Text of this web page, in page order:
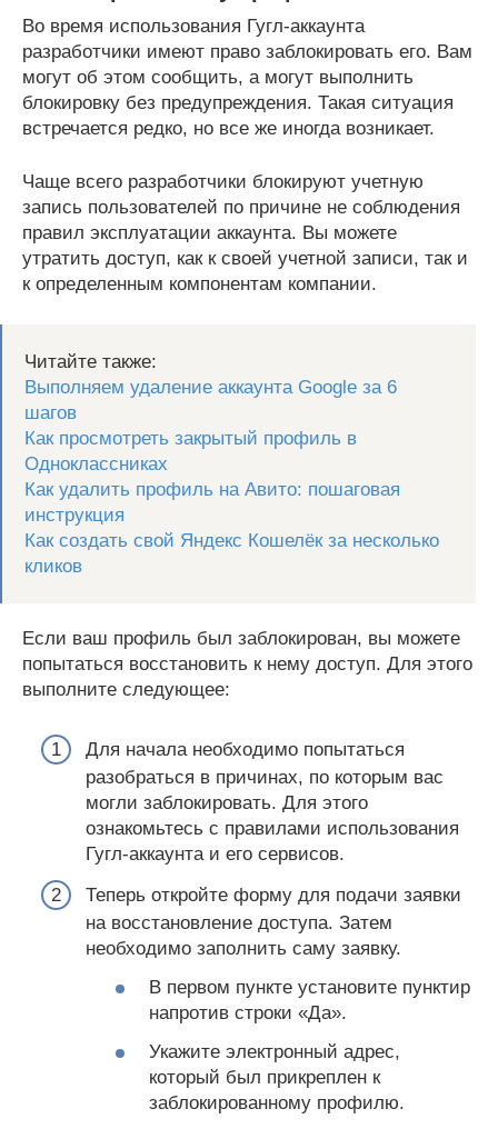
Во время использования Гугл-аккаунта
разработчики имеют право заблокировать его. Вам
могут об этом сообщить, а могут выполнить
блокировку без предупреждения. Такая ситуация
встречается редко, но все же иногда возникает.
Чаще всего разработчики блокируют учетную
запись пользователей по причине не соблюдения
правил эксплуатации аккаунта. Вы можете
утратить доступ, как к своей учетной записи, так и
к определенным компонентам компании.
Читайте также:
Выполняем удаление аккаунта Google за 6
шагов
Как просмотреть закрытый профиль в
Одноклассниках
Как удалить профиль на Авито: пошаговая
инструкция
Как создать свой Яндекс Кошелёк за несколько
кликов
Если ваш профиль был заблокирован, вы можете
попытаться восстановить к нему доступ. Для этого
выполните следующее:
Для начала необходимо попытаться
разобраться в причинах, по которым вас
могли заблокировать. Для этого
ознакомьтесь с правилами использования
Гугл-аккаунта и его сервисов.
Теперь откройте форму для подачи заявки
на восстановление доступа. Затем
необходимо заполнить саму заявку.
В первом пункте установите пунктир
напротив строки «Да».
Укажите электронный адрес,
который был прикреплен к
заблокированному профилю.